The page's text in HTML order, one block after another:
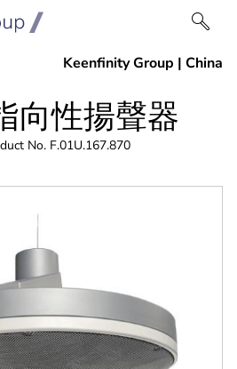
向性揚聲器
No. F.01U.167.870